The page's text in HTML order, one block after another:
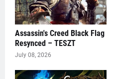
Assassin's Creed Black Flag
Resynced – TESZT
July 08, 2026